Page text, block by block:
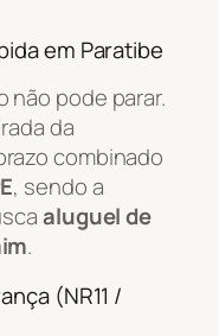
em Paratibe
não pode parar.
da
combinado
, sendo a
aluguel de
.
(NR11 /